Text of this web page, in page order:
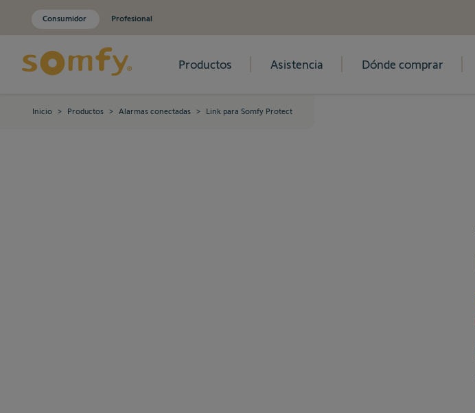
Consumidor Profesional
Productos Asistencia Dónde comprar
Inicio > Productos > Alarmas conectadas > Link para Somfy Protect